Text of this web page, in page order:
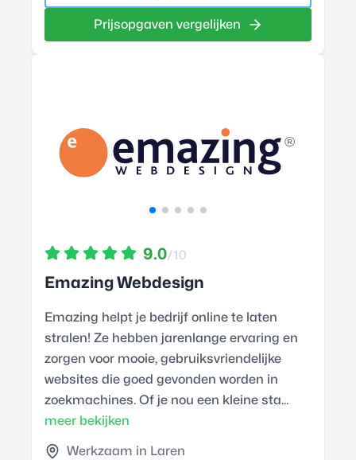
Prijsopgaven vergelijken
9.0/10
Emazing Webdesign
Emazing helpt je bedrijf online te laten
stralen! Ze hebben jarenlange ervaring en
zorgen voor mooie, gebruiksvriendelijke
websites die goed gevonden worden in
zoekmachines. Of je nou een kleine sta...
meer bekijken
Werkzaam in Laren